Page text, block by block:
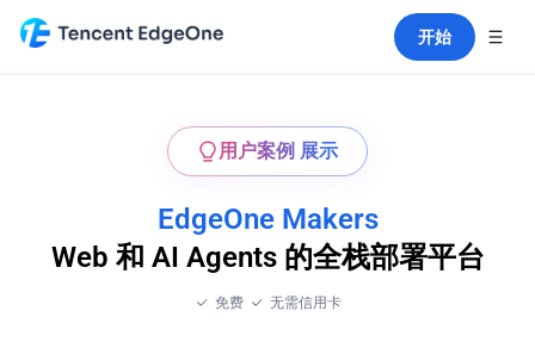
开始
用户案例 展示
EdgeOne Makers
Web 和 AI Agents 的全栈部署平台
免费 无需信用卡